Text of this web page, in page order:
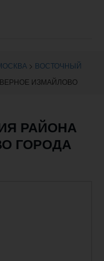
> ВОСТОЧНЫЙ
ИЗМАЙЛОВО
РАЙОНА
ГОРОДА